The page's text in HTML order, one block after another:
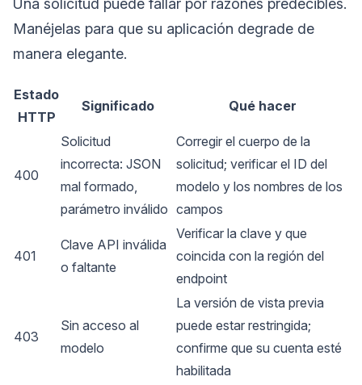
Una solicitud puede fallar por razones predecibles.
Manéjelas para que su aplicación degrade de
manera elegante.
Estado
HTTP
Significado Qué hacer
400
Solicitud
incorrecta: JSON
mal formado,
parámetro inválido
Corregir el cuerpo de la
solicitud; verificar el ID del
modelo y los nombres de los
campos
401
Clave API inválida
o faltante
Verificar la clave y que
coincida con la región del
endpoint
403
Sin acceso al
modelo
La versión de vista previa
puede estar restringida;
confirme que su cuenta esté
habilitada